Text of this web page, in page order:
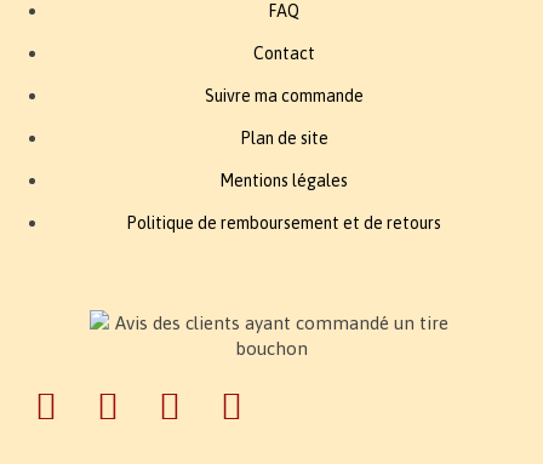
FAQ
Contact
Suivre ma commande
Plan de site
Mentions légales
Politique de remboursement et de retours